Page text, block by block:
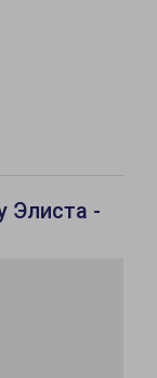
Элиста -